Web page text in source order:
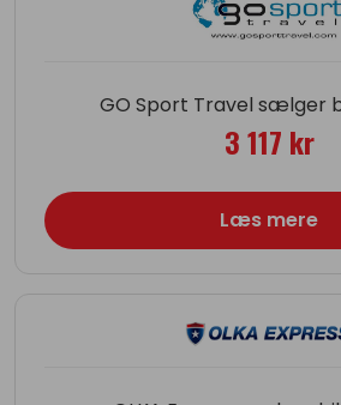
GO Sport Travel sælger
3 117 kr
Læs mere